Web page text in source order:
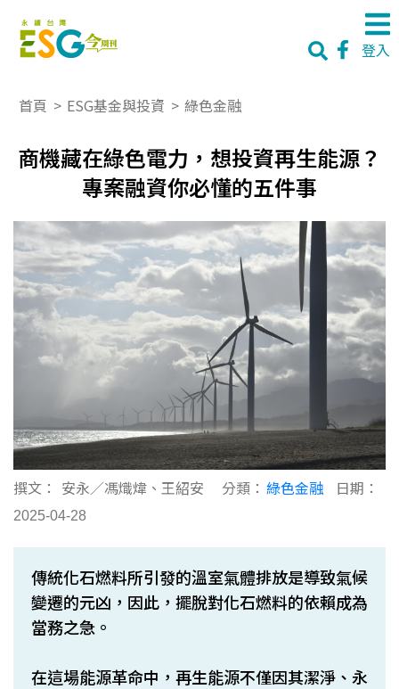
登入
首頁 > ESG基金與投資 > 綠色金融
商機藏在綠色電力，想投資再生能源？
專案融資你必懂的五件事
撰文： 安永／馮熾煒、王紹安 分類： 綠色金融
日期：
2025-04-28
傳統化石燃料所引發的溫室氣體排放是導致氣候
變遷的元凶，因此，擺脫對化石燃料的依賴成為
當務之急。
在這場能源革命中，再生能源不僅因其潔淨、永